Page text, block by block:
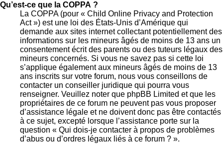
Qu’est-ce que la COPPA ?
La COPPA (pour « Child Online Privacy and Protection
Act ») est une loi des États-Unis d’Amérique qui
demande aux sites internet collectant potentiellement des
informations sur les mineurs âgés de moins de 13 ans un
consentement écrit des parents ou des tuteurs légaux des
mineurs concernés. Si vous ne savez pas si cette loi
s’applique également aux mineurs âgés de moins de 13
ans inscrits sur votre forum, nous vous conseillons de
contacter un conseiller juridique qui pourra vous
renseigner. Veuillez noter que phpBB Limited et que les
propriétaires de ce forum ne peuvent pas vous proposer
d’assistance légale et ne doivent donc pas être contactés
à ce sujet, excepté lorsque l’assistance porte sur la
question « Qui dois-je contacter à propos de problèmes
d’abus ou d’ordres légaux liés à ce forum ? ».